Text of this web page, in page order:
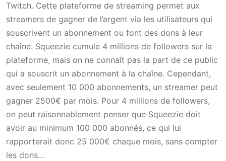
Twitch. Cette plateforme de streaming permet aux
streamers de gagner de l’argent via les utilisateurs qui
souscrivent un abonnement ou font des dons à leur
chaîne. Squeezie cumule 4 millions de followers sur la
plateforme, mais on ne connaît pas la part de ce public
qui a souscrit un abonnement à la chaîne. Cependant,
avec seulement 10 000 abonnements, un streamer peut
gagner 2500€ par mois. Pour 4 millions de followers,
on peut raisonnablement penser que Squeezie doit
avoir au minimum 100 000 abonnés, ce qui lui
rapporterait donc 25 000€ chaque mois, sans compter
les dons…